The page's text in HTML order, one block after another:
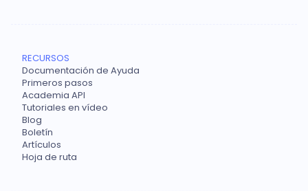
RECURSOS
Documentación de Ayuda
Primeros pasos
Academia API
Tutoriales en vídeo
Blog
Boletín
Artículos
Hoja de ruta